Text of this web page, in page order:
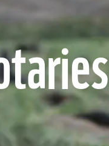
Pandathlon